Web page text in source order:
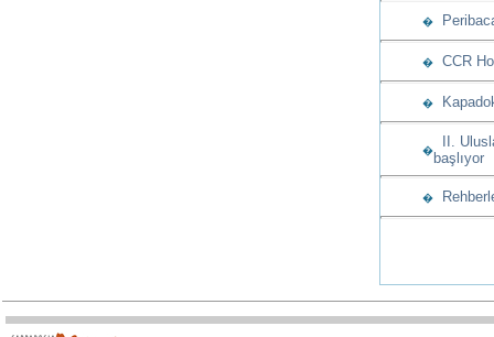
�
� CCR
�
�
II.
başlıyor
�